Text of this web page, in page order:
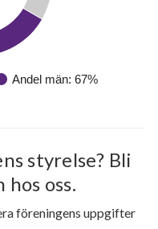
Andel män: 67%
styrelse? Bli
oss.
föreningens uppgifter